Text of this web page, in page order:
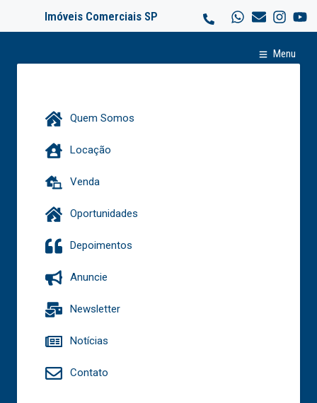
Imóveis Comerciais SP
Menu
Quem Somos
Locação
Venda
Oportunidades
Depoimentos
Anuncie
Newsletter
Notícias
Contato